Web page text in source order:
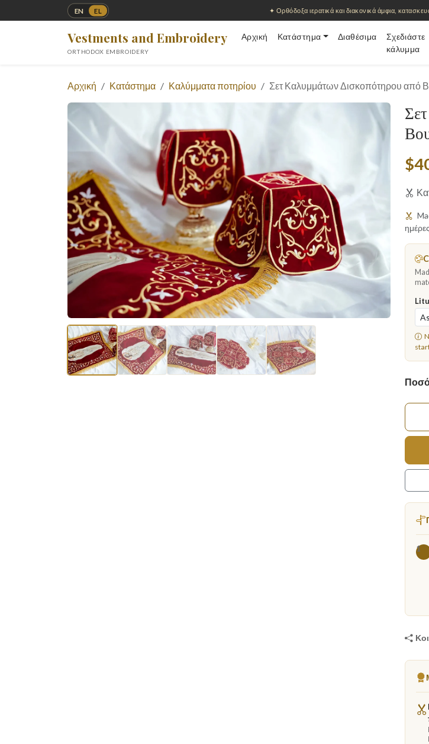
EN EL ✦ Ορθόδοξα ιερατικά και διακονικά άμφια,
Vestments and Embroidery
ORTHODOX EMBROIDERY
Αρχική Κατάστημα Διαθέσιμα
Σχεδιάστε
κάλυμμα
Αρχική Κατάστημα Καλύμματα ποτηρίου Σετ Καλυμμάτων Δισκοπότηρου από
ημέρες
1